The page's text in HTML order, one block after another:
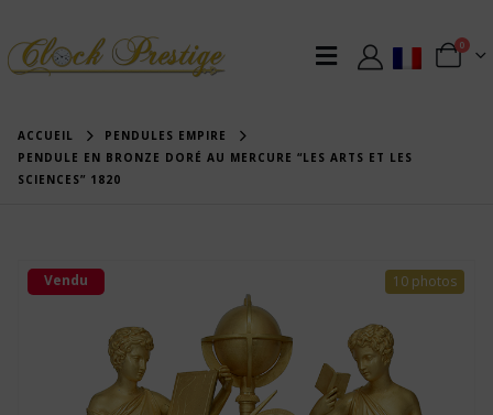
0
ACCUEIL
PENDULES EMPIRE
PENDULE EN BRONZE DORÉ AU MERCURE “LES ARTS ET LES
SCIENCES” 1820
10 photos
Vendu